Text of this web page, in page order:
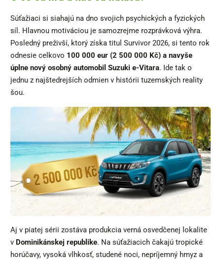
Súťažiaci si siahajú na dno svojich psychických a fyzických
síl. Hlavnou motiváciou je samozrejme rozprávková výhra.
Posledný preživší, ktorý získa titul Survivor 2026, si tento rok
odnesie celkovo 100 000 eur (2 500 000 Kč) a navyše
úplne nový osobný automobil Suzuki e-Vitara. Ide tak o
jednu z najštedrejších odmien v histórii tuzemských reality
šou.
Aj v piatej sérii zostáva produkcia verná osvedčenej lokalite
v Dominikánskej republike. Na súťažiacich čakajú tropické
horúčavy, vysoká vlhkosť, studené noci, nepríjemný hmyz a